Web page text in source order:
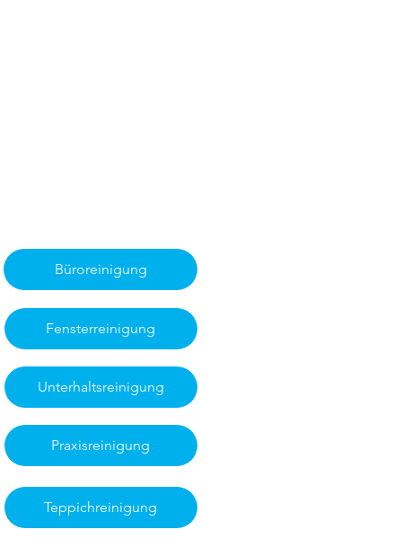
Büroreinigung
Fensterreinigung
Unterhaltsreinigung
Praxisreinigung
Teppichreinigung